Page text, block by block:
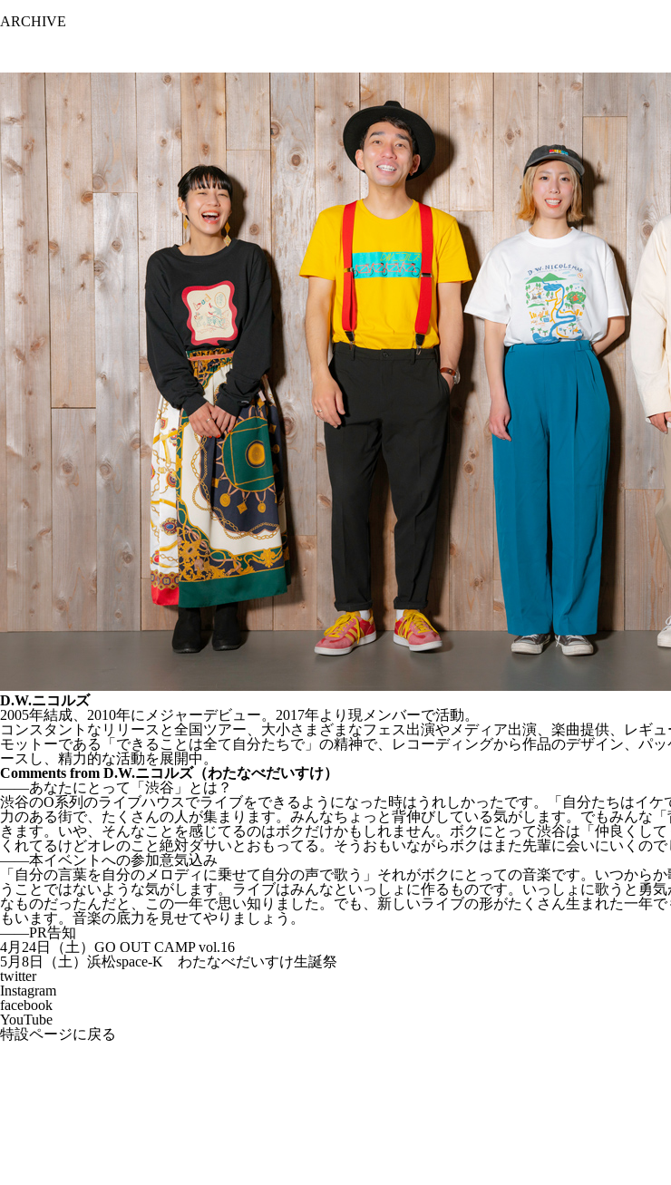
ARCHIVE
D.W.ニコルズ
2005年結成、2010年にメジャーデビュー。2017年より現メンバーで活動。
コンスタントなリリースと全国ツアー、大小さまざまなフェス出演やメディア出演、楽曲提供、レギ
モットーである「できることは全て自分たちで」の精神で、レコーディングから作品のデザイン、パ
ースし、精力的な活動を展開中。
Comments from D.W.ニコルズ（わたなべだいすけ）
——あなたにとって「渋谷」とは？
渋谷のO系列のライブハウスでライブをできるようになった時はうれしかったです。「自分たちはイ
力のある街で、たくさんの人が集まります。みんなちょっと背伸びしている気がします。でもみんな
きます。いや、そんなことを感じてるのはボクだけかもしれません。ボクにとって渋谷は「仲良くし
くれてるけどオレのこと絶対ダサいとおもってる。そうおもいながらボクはまた先輩に会いにいくので
——本イベントへの参加意気込み
「自分の言葉を自分のメロディに乗せて自分の声で歌う」それがボクにとっての音楽です。いつか
うことではないような気がします。ライブはみんなといっしょに作るものです。いっしょに歌うと勇
なものだったんだと、この一年で思い知りました。でも、新しいライブの形がたくさん生まれた一年
もいます。音楽の底力を見せてやりましょう。
——PR告知
4月24日（土）GO OUT CAMP vol.16
5月8日（土）浜松space-K わたなべだいすけ生誕祭
twitter
Instagram
facebook
YouTube
特設ページに戻る